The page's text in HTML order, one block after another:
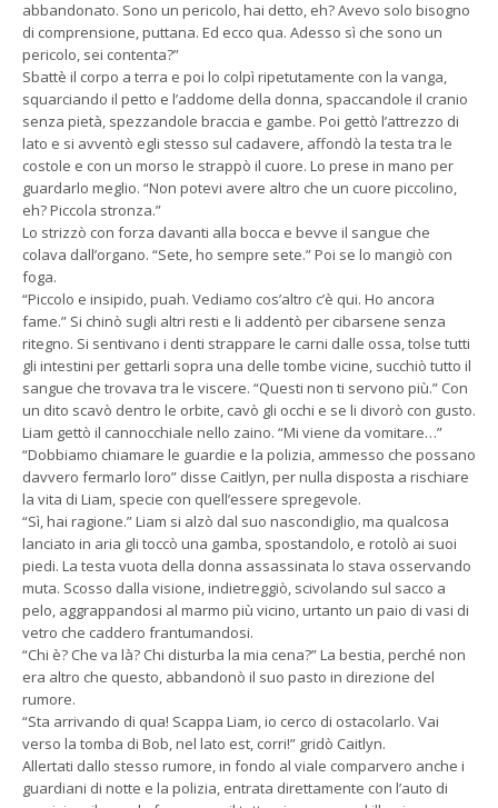
abbandonato. Sono un pericolo, hai detto, eh? Avevo solo bisogno
di comprensione, puttana. Ed ecco qua. Adesso sì che sono un
pericolo, sei contenta?”
Sbattè il corpo a terra e poi lo colpì ripetutamente con la vanga,
squarciando il petto e l’addome della donna, spaccandole il cranio
senza pietà, spezzandole braccia e gambe. Poi gettò l’attrezzo di
lato e si avventò egli stesso sul cadavere, affondò la testa tra le
costole e con un morso le strappò il cuore. Lo prese in mano per
guardarlo meglio. “Non potevi avere altro che un cuore piccolino,
eh? Piccola stronza.”
Lo strizzò con forza davanti alla bocca e bevve il sangue che
colava dall’organo. “Sete, ho sempre sete.” Poi se lo mangiò con
foga.
“Piccolo e insipido, puah. Vediamo cos’altro c’è qui. Ho ancora
fame.” Si chinò sugli altri resti e li addentò per cibarsene senza
ritegno. Si sentivano i denti strappare le carni dalle ossa, tolse tutti
gli intestini per gettarli sopra una delle tombe vicine, succhiò tutto il
sangue che trovava tra le viscere. “Questi non ti servono più.” Con
un dito scavò dentro le orbite, cavò gli occhi e se li divorò con gusto.
Liam gettò il cannocchiale nello zaino. “Mi viene da vomitare…”
“Dobbiamo chiamare le guardie e la polizia, ammesso che possano
davvero fermarlo loro” disse Caitlyn, per nulla disposta a rischiare
la vita di Liam, specie con quell’essere spregevole.
“Sì, hai ragione.” Liam si alzò dal suo nascondiglio, ma qualcosa
lanciato in aria gli toccò una gamba, spostandolo, e rotolò ai suoi
piedi. La testa vuota della donna assassinata lo stava osservando
muta. Scosso dalla visione, indietreggiò, scivolando sul sacco a
pelo, aggrappandosi al marmo più vicino, urtanto un paio di vasi di
vetro che caddero frantumandosi.
“Chi è? Che va là? Chi disturba la mia cena?” La bestia, perché non
era altro che questo, abbandonò il suo pasto in direzione del
rumore.
“Sta arrivando di qua! Scappa Liam, io cerco di ostacolarlo. Vai
verso la tomba di Bob, nel lato est, corri!” gridò Caitlyn.
Allertati dallo stesso rumore, in fondo al viale comparvero anche i
guardiani di notte e la polizia, entrata direttamente con l’auto di